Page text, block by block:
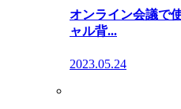
オンライン会議で
ャル背...
2023.05.24